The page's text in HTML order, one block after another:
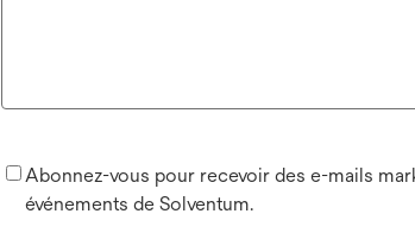
Abonnez-vous pour recevoir des e-mails
événements de Solventum.